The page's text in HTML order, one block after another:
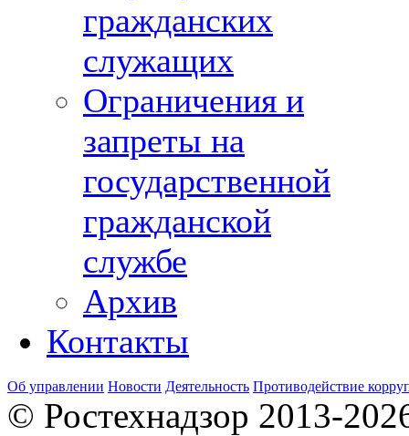
гражданских
служащих
Ограничения и
запреты на
государственной
гражданской
службе
Архив
Контакты
Об управлении Новости Деятельность Противодействие
© Ростехнадзор 2013-